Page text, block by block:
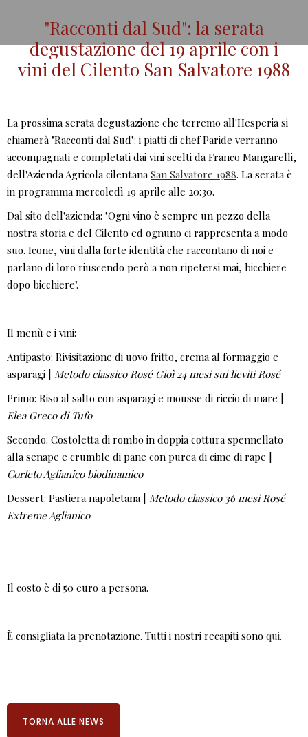
"Racconti dal Sud": la serata
degustazione del 19 aprile con i
vini del Cilento San Salvatore 1988
La prossima serata degustazione che terremo all'Hesperia si
chiamerà "Racconti dal Sud": i piatti di chef Paride verranno
accompagnati e completati dai vini scelti da Franco Mangarelli,
dell'Azienda Agricola cilentanaSan Salvatore 1988. La serata è
in programma mercoledì 19 aprile alle 20:30.
Dal sito dell'azienda: "Ogni vino è sempre un pezzo della
nostra storia e del Cilento ed ognuno ci rappresenta a modo
suo. Icone, vini dalla forte identità che raccontano di noi e
parlano di loro riuscendo però a non ripetersi mai, bicchiere
dopo bicchiere".
Il menù e i vini:
Antipasto: Rivisitazione di uovo fritto, crema al formaggio e
asparagi |
Metodo classico Rosé Gioì 24 mesi sui lieviti Rosé
Primo: Riso al salto con asparagi e mousse di riccio di mare |
Elea Greco di Tufo
Secondo: Costoletta di rombo in doppia cottura spennellato
alla senape e crumble di pane con purea di cime di rape |
Corleto Aglianico biodinamico
Dessert: Pastiera napoletana | Metodo classico 36 mesi Rosé
Extreme Aglianico
Il costo è di 50 euro a persona.
È consigliata la prenotazione. Tutti i nostri recapiti sono qui.
TORNA ALLE NEWS